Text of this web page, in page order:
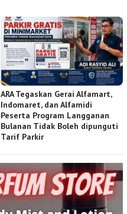
ARA Tegaskan Gerai Alfamart,
Indomaret, dan Alfamidi
Peserta Program Langganan
Bulanan Tidak Boleh dipunguti
Tarif Parkir